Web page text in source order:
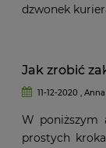
dzwonek
Jak zrobić
11-12-2020 , Anna
W poniższym
prostych